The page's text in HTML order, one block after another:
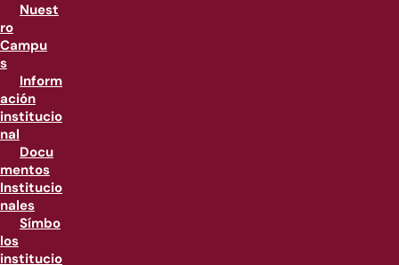
Nuest
ro
Campu
s
Inform
ación
institucio
nal
Docu
mentos
Institucio
nales
Símbo
los
institucio